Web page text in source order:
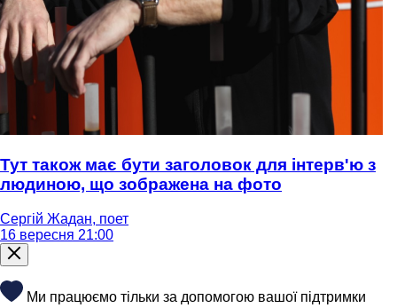
Тут також має бути заголовок для інтерв'ю з
людиною, що зображена на фото
Сергій Жадан, поет
16 вересня 21:00
Ми працюємо тільки за допомогою вашої підтримки